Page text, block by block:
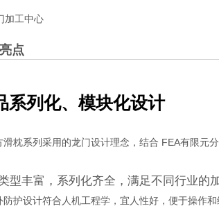
点
系列化、模块化设计
滑枕系列采用的龙门设计理念，结合 FEA有限元
型丰富，系列化齐全，满足不同行业的
防护设计符合人机工程学，宜人性好，便于操作和